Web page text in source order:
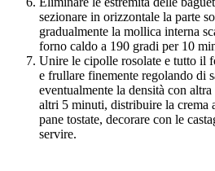
sezionare in orizzontale la parte
gradualmente la mollica interna
forno caldo a 190 gradi per 10
Unire le cipolle rosolate e tutto il
e frullare finemente regolando di
eventualmente la densità con
altri 5 minuti, distribuire la crema
pane tostate, decorare con le
servire.